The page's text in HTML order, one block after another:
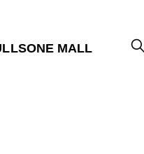
MALL